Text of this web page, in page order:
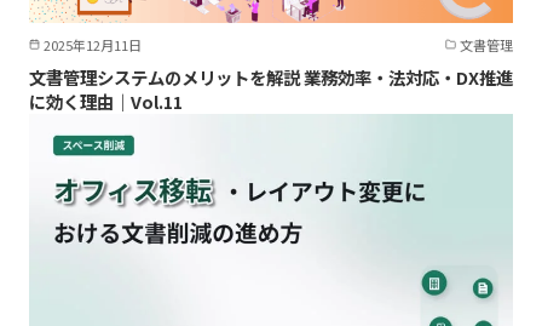
2025年12月11日 文書管理
文書管理システムのメリットを解説 業務効率・法対応・DX推進
に効く理由｜Vol.11